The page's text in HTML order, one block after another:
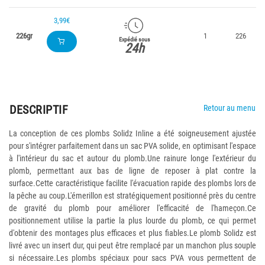
226gr
3,99€
Expédié sous
24h
1 226
DESCRIPTIF Retour au menu
La conception de ces plombs Solidz Inline a été soigneusement ajustée
pour s'intégrer parfaitement dans un sac PVA solide, en optimisant l'espace
à l'intérieur du sac et autour du plomb.Une rainure longe l'extérieur du
plomb, permettant aux bas de ligne de reposer à plat contre la
surface.Cette caractéristique facilite l'évacuation rapide des plombs lors de
la pêche au coup.L'émerillon est stratégiquement positionné près du centre
de gravité du plomb pour améliorer l'efficacité de l'hameçon.Ce
positionnement utilise la partie la plus lourde du plomb, ce qui permet
d'obtenir des montages plus efficaces et plus fiables.Le plomb Solidz est
livré avec un insert dur, qui peut être remplacé par un manchon plus souple
si nécessaire.Les plombs spéciaux pour sacs PVA vous permettent de